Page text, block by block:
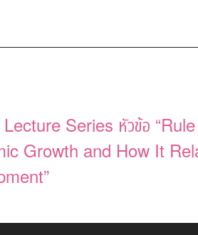
Series หัวข้อ
Growth and How It